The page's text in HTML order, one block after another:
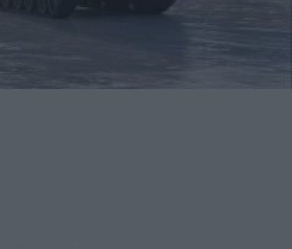
Social